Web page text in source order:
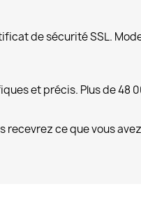
de sécurité SSL.
et précis. Plus de 48
recevrez ce que vous